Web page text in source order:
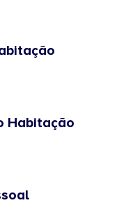
Habitação